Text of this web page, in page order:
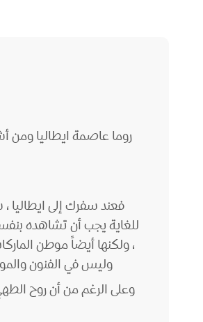
روما عاصمة ايطاليا ومن
فعند سفرك إلى ايطاليا ،
للغاية يجب أن تشاهده
، ولكنها أيضاً موطن
وليس في الفنون
وعلى الرغم من أن روح